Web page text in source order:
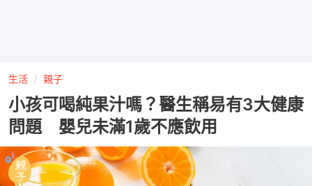
生活 親子
小孩可喝純果汁嗎？醫生稱易有3大健康
問題 嬰兒未滿1歲不應飲用